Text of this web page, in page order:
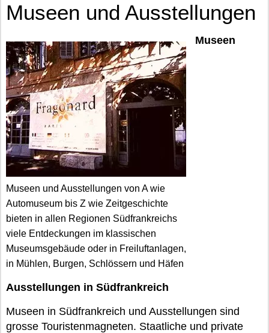
Museen und Ausstellungen
Museen und Ausstellungen von A wie
Automuseum bis Z wie Zeitgeschichte
bieten in allen Regionen Südfrankreichs
viele Entdeckungen im klassischen
Museumsgebäude oder in Freiluftanlagen,
in Mühlen, Burgen, Schlössern und Häfen
Museen
Ausstellungen in Südfrankreich
Museen in Südfrankreich und Ausstellungen sind
grosse Touristenmagneten. Staatliche und private